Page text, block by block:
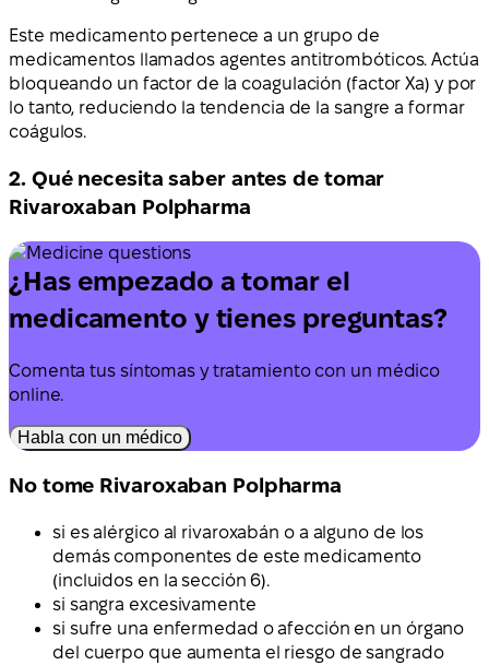
Este medicamento pertenece a un grupo de
medicamentos llamados agentes antitrombóticos. Actúa
bloqueando un factor de la coagulación (factor Xa) y por
lo tanto, reduciendo la tendencia de la sangre a formar
coágulos.
2. Qué necesita saber antes de tomar
Rivaroxaban Polpharma
¿Has empezado a tomar el
medicamento y tienes preguntas?
Comenta tus síntomas y tratamiento con un médico
online.
Habla con un médico
No tome Rivaroxaban Polpharma
si es alérgico al rivaroxabán o a alguno de los
demás componentes de este medicamento
(incluidos en la sección 6).
si sangra excesivamente
si sufre una enfermedad o afección en un órgano
del cuerpo que aumenta el riesgo de sangrado